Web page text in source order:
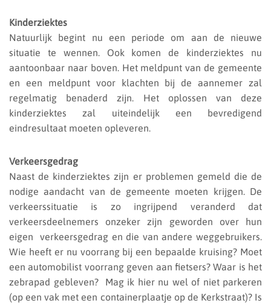
Kinderziektes
Natuurlijk begint nu een periode om aan de nieuwe
situatie te wennen. Ook komen de kinderziektes nu
aantoonbaar naar boven. Het meldpunt van de gemeente
en een meldpunt voor klachten bij de aannemer zal
regelmatig benaderd zijn. Het oplossen van deze
kinderziektes zal uiteindelijk een bevredigend
eindresultaat moeten opleveren.
Verkeersgedrag
Naast de kinderziektes zijn er problemen gemeld die de
nodige aandacht van de gemeente moeten krijgen. De
verkeerssituatie is zo ingrijpend veranderd dat
verkeersdeelnemers onzeker zijn geworden over hun
eigen verkeersgedrag en die van andere weggebruikers.
Wie heeft er nu voorrang bij een bepaalde kruising? Moet
een automobilist voorrang geven aan fietsers? Waar is het
zebrapad gebleven? Mag ik hier nu wel of niet parkeren
(op een vak met een containerplaatje op de Kerkstraat)? Is